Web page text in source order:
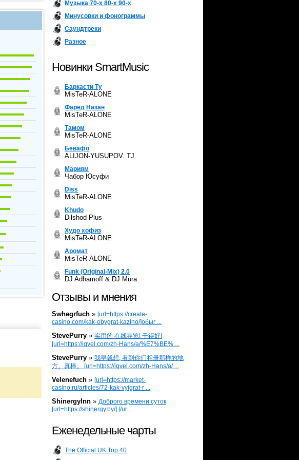
Музыка 70-х 80-х 90-х
Минусовки и фонограммы
Саундтреки
Разное
Новинки SmartMusic
Баркасти Ту
MisTeR-ALONE
Фаред Назан
MisTeR-ALONE
Тамом
MisTeR-ALONE
Бевафо
ALIJON-YUSUPOV. TJ
Мариям
Чабор Юсуфи
Diss
MisTeR-ALONE
Khudo
Dilshod Plus
Худо хофиз
MisTeR-ALONE
Аромат
MisTeR-ALONE
Funk (Original-Mix) 2.0
DJ Adhamoff & DJ Mura
Отзывы и мнения
Swhegrfuch » [url=https://create-
casino.com/kak-obygrat-kazino/]обыг ...
StevePurry » 实用的 在线导览! 干得好!
[url=https://iqvel.com/zh-Hans/a/%E7%BE% ...
StevePurry » 我早就想, 看到你们相册那样的地
方。真棒。 [url=https://iqvel.com/zh-Hans/a/ ...
Velenefuch » [url=https://market-
casino.ru/articles/72-kak-vyigrat-r ...
Shinergylnn » Доброго времени суток
[url=https://shinergy.by/].[/ur ...
Еженедельные чарты
The Official UK Top 40